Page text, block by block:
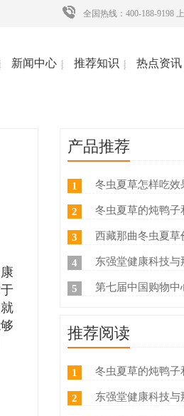
全国热线：400-188-9198
新闻中心 推荐知识 热点资讯
产品推荐
1 冬虫夏草怎样吃效
2 冬虫夏草的炖鸭子和
3 西藏那曲冬虫夏草价目表，冬虫夏草如
4 东强堂健康科技与那曲市招商
5 第七届中国购物中心发展论坛在上海浦东
推荐阅读
1 冬虫夏草的炖鸭子和
2 东强堂健康科技与那